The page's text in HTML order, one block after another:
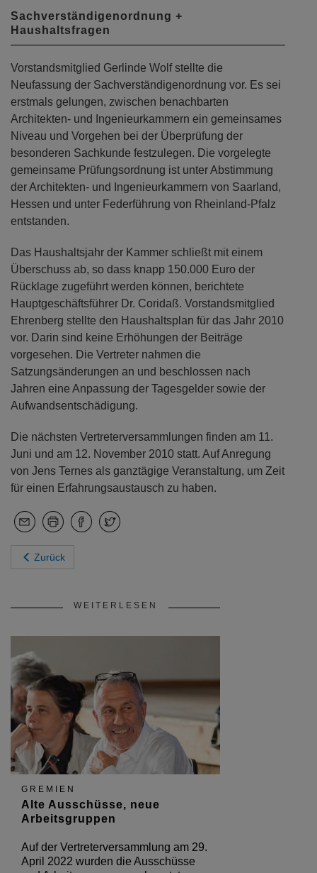
Sachverständigenordnung +
Haushaltsfragen
Vorstandsmitglied Gerlinde Wolf stellte die
Neufassung der Sachverständigenordnung vor. Es sei
erstmals gelungen, zwischen benachbarten
Architekten- und Ingenieurkammern ein gemeinsames
Niveau und Vorgehen bei der Überprüfung der
besonderen Sachkunde festzulegen. Die vorgelegte
gemeinsame Prüfungsordnung ist unter Abstimmung
der Architekten- und Ingenieurkammern von Saarland,
Hessen und unter Federführung von Rheinland-Pfalz
entstanden.
Das Haushaltsjahr der Kammer schließt mit einem
Überschuss ab, so dass knapp 150.000 Euro der
Rücklage zugeführt werden können, berichtete
Hauptgeschäftsführer Dr. Coridaß. Vorstandsmitglied
Ehrenberg stellte den Haushaltsplan für das Jahr 2010
vor. Darin sind keine Erhöhungen der Beiträge
vorgesehen. Die Vertreter nahmen die
Satzungsänderungen an und beschlossen nach
Jahren eine Anpassung der Tagesgelder sowie der
Aufwandsentschädigung.
Die nächsten Vertreterversammlungen finden am 11.
Juni und am 12. November 2010 statt. Auf Anregung
von Jens Ternes als ganztägige Veranstaltung, um Zeit
für einen Erfahrungsaustausch zu haben.
Zurück
WEITERLESEN
GREMIEN
Alte Ausschüsse, neue
Arbeitsgruppen
Auf der Vertreterversammlung am 29.
April 2022 wurden die Ausschüsse